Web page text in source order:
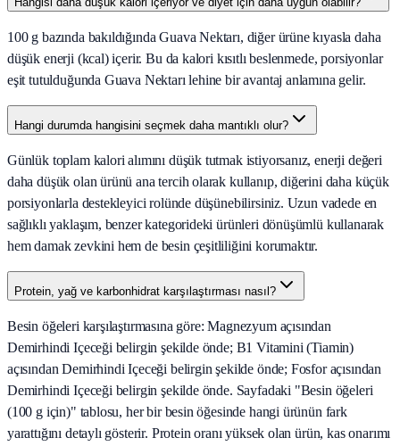
100 g bazında bakıldığında Guava Nektarı, diğer ürüne kıyasla daha
düşük enerji (kcal) içerir. Bu da kalori kısıtlı beslenmede, porsiyonlar
eşit tutulduğunda Guava Nektarı lehine bir avantaj anlamına gelir.
Hangi durumda hangisini seçmek daha mantıklı olur?
Günlük toplam kalori alımını düşük tutmak istiyorsanız, enerji değeri
daha düşük olan ürünü ana tercih olarak kullanıp, diğerini daha küçük
porsiyonlarla destekleyici rolünde düşünebilirsiniz. Uzun vadede en
sağlıklı yaklaşım, benzer kategorideki ürünleri dönüşümlü kullanarak
hem damak zevkini hem de besin çeşitliliğini korumaktır.
Protein, yağ ve karbonhidrat karşılaştırması nasıl?
Besin öğeleri karşılaştırmasına göre: Magnezyum açısından
Demirhindi Içeceği belirgin şekilde önde; B1 Vitamini (Tiamin)
açısından Demirhindi Içeceği belirgin şekilde önde; Fosfor açısından
Demirhindi Içeceği belirgin şekilde önde. Sayfadaki "Besin öğeleri
(100 g için)" tablosu, her bir besin öğesinde hangi ürünün fark
yarattığını detaylı gösterir. Protein oranı yüksek olan ürün, kas onarımı